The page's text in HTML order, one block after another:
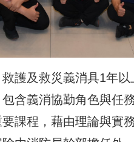
護及救災義消具1年以
含義消協勤角色與任
課程，藉由理論與實